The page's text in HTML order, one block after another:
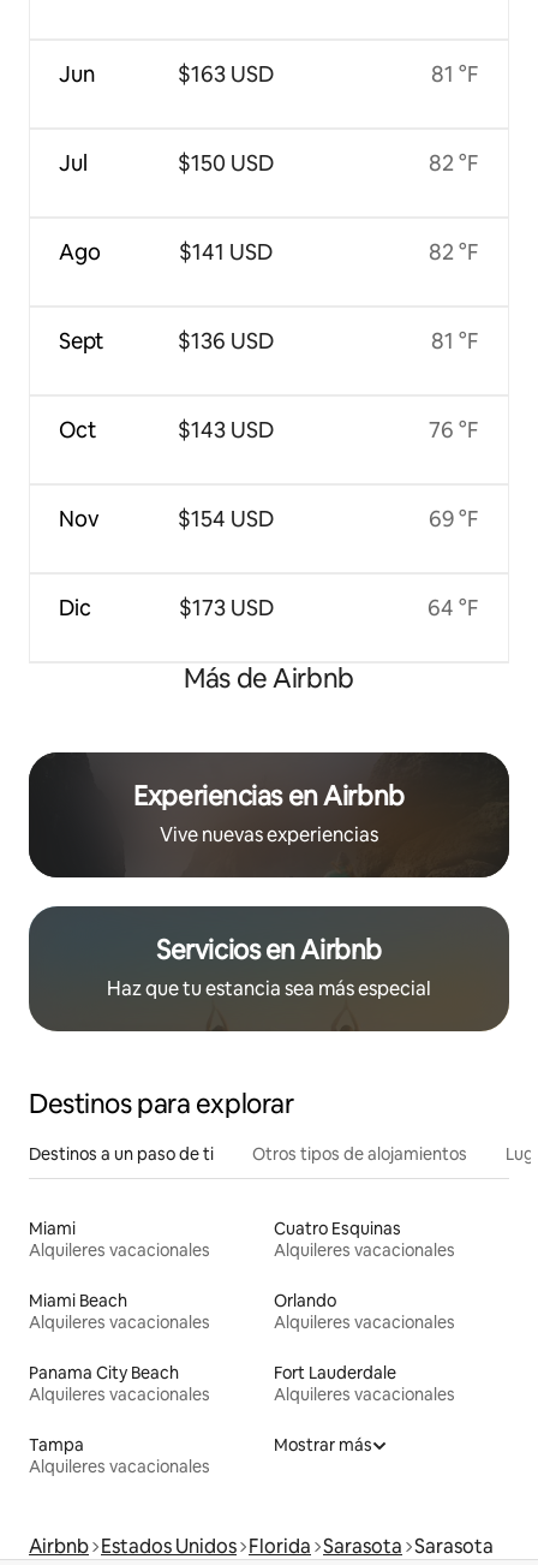
Jun
Jul
Ago
Sept
Oct
Nov
Dic
$163 USD
$150 USD
$141 USD
$136 USD
$143 USD
$154 USD
$173 USD
81 °F
82 °F
82 °F
81 °F
76 °F
69 °F
64 °F
Más de Airbnb
Experiencias en Airbnb
Vive nuevas experiencias
Servicios en Airbnb
Haz que tu estancia sea más especial
Destinos para explorar
Destinos a un paso de ti Otros tipos de alojamientos
Miami
Alquileres vacacionales
Cuatro Esquinas
Alquileres vacacionales
Miami Beach
Alquileres vacacionales
Orlando
Alquileres vacacionales
Panama City Beach
Alquileres vacacionales
Fort Lauderdale
Alquileres vacacionales
Tampa
Alquileres vacacionales
Mostrar más
Airbnb Estados Unidos Florida Sarasota Sarasota